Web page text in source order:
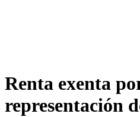
Renta exenta
representación